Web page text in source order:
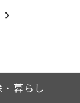
暮らし